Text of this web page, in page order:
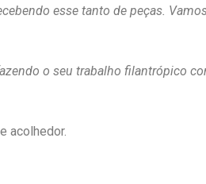
esse tanto de peças.
o seu trabalho filantrópico
acolhedor.